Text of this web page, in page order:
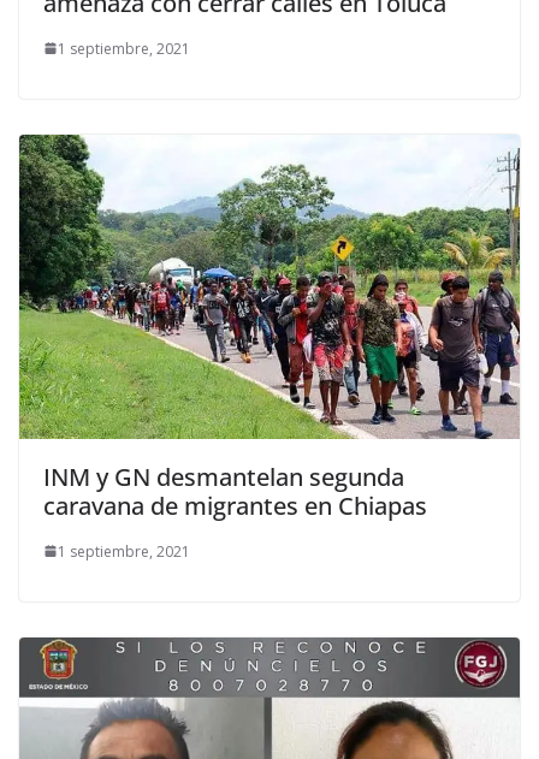
1 septiembre, 2021
INM y GN desmantelan segunda
caravana de migrantes en Chiapas
1 septiembre, 2021